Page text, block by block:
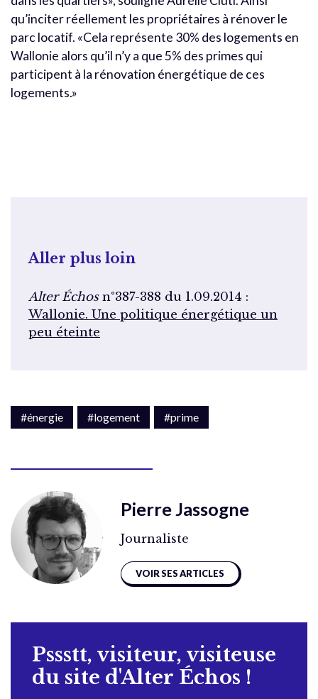
qu’inciter réellement les propriétaires à rénover le
parc locatif. «Cela représente 30% des logements en
Wallonie alors qu’il n’y a que 5% des primes qui
participent à la rénovation énergétique de ces
logements.»
Aller plus loin
Alter Échosn°387-388 du 1.09.2014 :
Wallonie. Une politique énergétique un
peu éteinte
#énergie #logement #prime
Pierre Jassogne
Journaliste
VOIR SES ARTICLES
Pssstt, visiteur, visiteuse
du site d'Alter Échos !